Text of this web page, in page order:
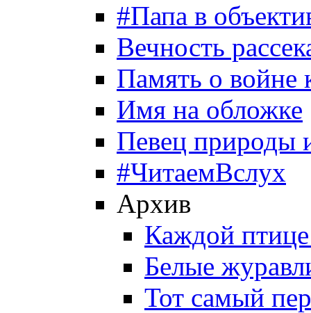
#Папа в
Вечность
Память о войне
Имя на обложке
Певец природы
#ЧитаемВслух
Архив
Каждой
Белые
Тот самый